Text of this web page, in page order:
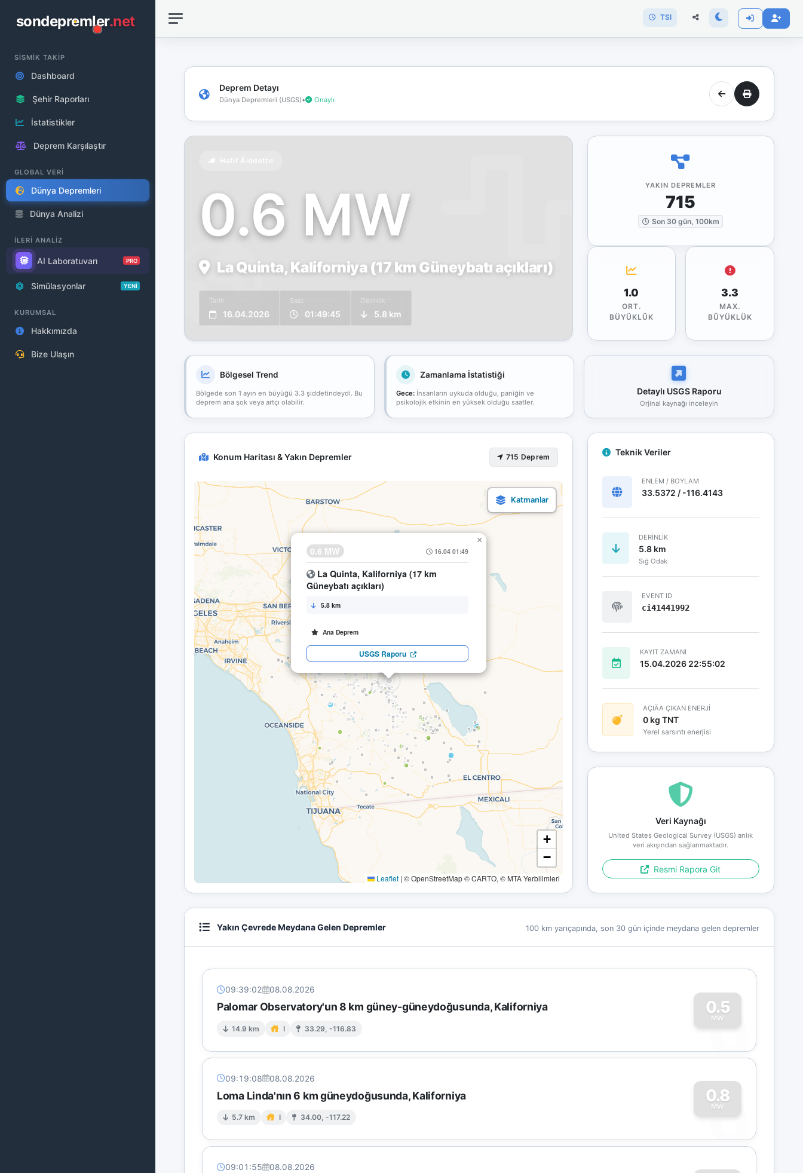
sondepremler.net
SİSMİK TAKİP
Dashboard
Şehir Raporları
İstatistikler
Deprem Karşılaştır
GLOBAL VERİ
Dünya Depremleri
Dünya Analizi
İLERİ ANALİZ
AI Laboratuvarı PRO
Simülasyonlar YENİ
KURUMSAL
Hakkımızda
Bize Ulaşın
TSI
Deprem Detayı
Dünya Depremleri (USGS)• Onaylı
0.6 MW
La Quinta, Kaliforniya (17 km Güneybatı açıkları)
Tarih
16.04.2026
Saat
01:49:45
Derinlik
5.8 km
YAKIN DEPREMLER
715
Son 30 gün, 100km
1.0
ORT.
BÜYÜKLÜK
3.3
MAX.
BÜYÜKLÜK
Bölgesel Trend
Bölgede son 1 ayın en büyüğü 3.3 şiddetindeydi. Bu
deprem ana şok veya artçı olabilir.
Zamanlama İstatistiği
Gece:İnsanların uykuda olduğu, paniğin ve
psikolojik etkinin en yüksek olduğu saatler.
Detaylı USGS Raporu
Orjinal kaynağı inceleyin
Konum Haritası & Yakın Depremler 715 Deprem
0.6 MW 16.04 01:49
La Quinta, Kaliforniya (17 km
Güneybatı açıkları)
5.8 km
Ana Deprem
USGS Raporu
×
+
−
Leaflet | © OpenStreetMap © CARTO, © MTA Yerbilimleri
Teknik Veriler
ENLEM / BOYLAM
33.5372 / -116.4143
DERINLIK
5.8 km
Sığ Odak
EVENT ID
ci41441992
KAYIT ZAMANI
15.04.2026 22:55:02
AÇIÄA ÇIKAN ENERJİ
0 kg TNT
Yerel sarsıntı enerjisi
Veri Kaynağı
United States Geological Survey (USGS) anlık
veri akışından sağlanmaktadır.
Resmi Rapora Git
Yakın Çevrede Meydana Gelen Depremler 100 km yarıçapında, son 30 gün içinde meydana gelen depremler
09:39:02 08.08.2026
Palomar Observatory'un 8 km güney-güneydoğusunda, Kaliforniya
14.9 km I 33.29, -116.83
0.5
MW
0
09:19:08 08.08.2026
Loma Linda'nın 6 km güneydoğusunda, Kaliforniya
5.7 km I 34.00, -117.22
0.8
MW
0
09:01:55 08.08.2026
bağlantınız